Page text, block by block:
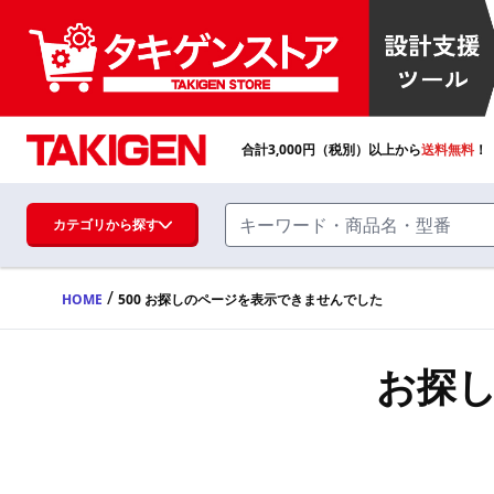
ハンドル・取手・つまみ・周辺機器
FA・A
合計3,000円（税別）以上から送料無料
カテゴリから探す
HOME / 500 お探しのページを表示できませんでした
お探